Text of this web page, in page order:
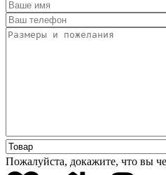
Пожалуйста, докажите, что вы